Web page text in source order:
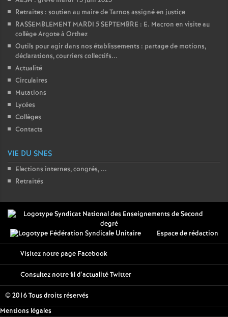
Retraites : soutien au maire de Tarnos assigné en justice
RASSEMBLEMENT MARDI 5 SEPTEMBRE : E. Macron en visite au
collège Argote à Orthez
Outils pour agir dans nos établissements : partage de motions,
déclarations, courriers collectifs...
Actualité
Circulaires
Mutations
Lycées
Collèges
Contacts
VIE DU SNES
Elections internes, congrés, ...
Retraités
Espace de rédaction
Visitez notre page Facebook
Consultez notre fil d'actualité Twitter
© 2016 Tous droits réservés
Mentions légales